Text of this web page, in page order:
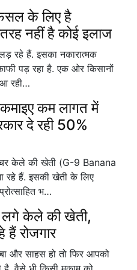
के लिए है
नहीं है कोई इलाज
रहे हैं. इसका नकारात्मक
पड़ रहा है. एक ओर किसानों
रही…
कम लागत में
दे रही 50%
केले की खेती (G-9 Banana
हैं. इसकी खेती के लिए
भ…
लगे केले की खेती,
रोजगार
और साहस हो तो फिर आपको